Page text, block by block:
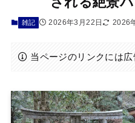
雑記 2026年3月22日 2026
当ページのリンクには広